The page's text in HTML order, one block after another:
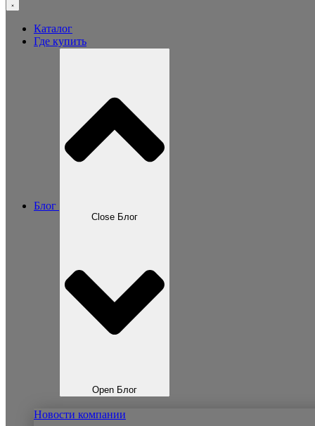
Каталог
Где купить
Блог
Close Блог
Open Блог
Новости компании